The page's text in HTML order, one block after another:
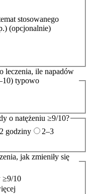
stosowanego
(opcjonalnie)
leczenia, ile napadów
typowo
o natężeniu ≥9/10?
godziny
2–3
jak zmieniły się
≥9/10